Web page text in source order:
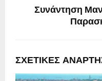
Συνάντηση
ΣΧΕΤΙΚΈΣ